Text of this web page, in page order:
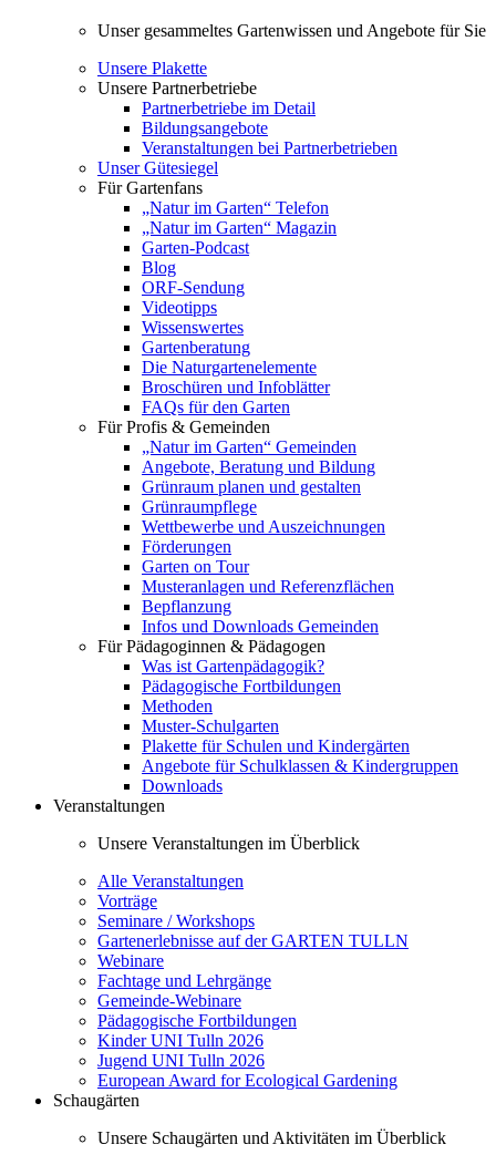
Unser gesammeltes Gartenwissen und Angebote für Sie
Unsere Plakette
Unsere Partnerbetriebe
Partnerbetriebe im Detail
Bildungsangebote
Veranstaltungen bei Partnerbetrieben
Unser Gütesiegel
Für Gartenfans
„Natur im Garten“ Telefon
„Natur im Garten“ Magazin
Garten-Podcast
Blog
ORF-Sendung
Videotipps
Wissenswertes
Gartenberatung
Die Naturgartenelemente
Broschüren und Infoblätter
FAQs für den Garten
Für Profis & Gemeinden
„Natur im Garten“ Gemeinden
Angebote, Beratung und Bildung
Grünraum planen und gestalten
Grünraumpflege
Wettbewerbe und Auszeichnungen
Förderungen
Garten on Tour
Musteranlagen und Referenzflächen
Bepflanzung
Infos und Downloads Gemeinden
Für Pädagoginnen & Pädagogen
Was ist Gartenpädagogik?
Pädagogische Fortbildungen
Methoden
Muster-Schulgarten
Plakette für Schulen und Kindergärten
Angebote für Schulklassen & Kindergruppen
Downloads
Veranstaltungen
Unsere Veranstaltungen im Überblick
Alle Veranstaltungen
Vorträge
Seminare / Workshops
Gartenerlebnisse auf der GARTEN TULLN
Webinare
Fachtage und Lehrgänge
Gemeinde-Webinare
Pädagogische Fortbildungen
Kinder UNI Tulln 2026
Jugend UNI Tulln 2026
European Award for Ecological Gardening
Schaugärten
Unsere Schaugärten und Aktivitäten im Überblick